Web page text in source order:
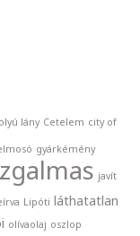
lány Cetelem city of
gyárkémény
javít
Lipóti láthatatlan
olívaolaj oszlop